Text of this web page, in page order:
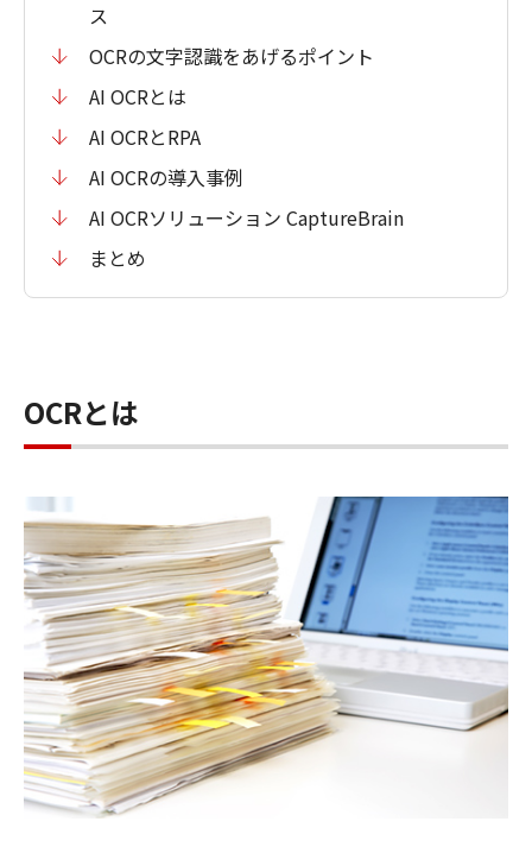
ス
OCRの文字認識をあげるポイント
AI OCRとは
AI OCRとRPA
AI OCRの導入事例
AI OCRソリューション CaptureBrain
まとめ
OCRとは